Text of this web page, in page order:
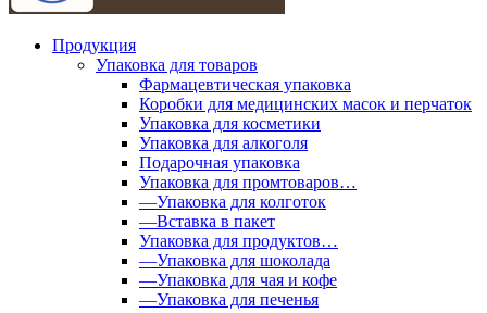
Продукция
Упаковка для товаров
Фармацевтическая упаковка
Коробки для медицинских масок и перчаток
Упаковка для косметики
Упаковка для алкоголя
Подарочная упаковка
Упаковка для промтоваров…
—Упаковка для колготок
—Вставка в пакет
Упаковка для продуктов…
—Упаковка для шоколада
—Упаковка для чая и кофе
—Упаковка для печенья